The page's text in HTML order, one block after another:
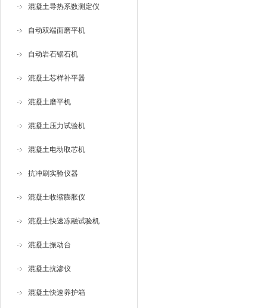
混凝土导热系数测定仪
自动双端面磨平机
自动岩石锯石机
混凝土芯样补平器
混凝土磨平机
混凝土压力试验机
混凝土电动取芯机
抗冲刷实验仪器
混凝土收缩膨胀仪
混凝土快速冻融试验机
混凝土振动台
混凝土抗渗仪
混凝土快速养护箱